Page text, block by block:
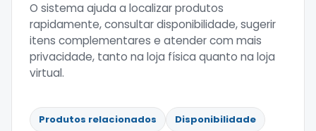
O sistema ajuda a localizar produtos
rapidamente, consultar disponibilidade, sugerir
itens complementares e atender com mais
privacidade, tanto na loja física quanto na loja
virtual.
Produtos relacionados
Disponibilidade